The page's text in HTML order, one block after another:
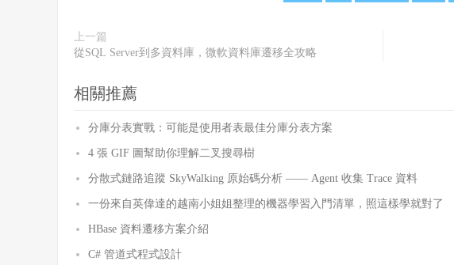
上一篇
從SQL Server到多資料庫，微軟資料庫遷移全攻略
相關推薦
分庫分表實戰：可能是使用者表最佳分庫分表方案
4 張 GIF 圖幫助你理解二叉搜尋樹
分散式鏈路追蹤 SkyWalking 原始碼分析 —— Agent 收集 Trace 資料
一份來自英偉達的越南小姐姐整理的機器學習入門清單，照這樣學就對了
HBase 資料遷移方案介紹
C# 管道式程式設計